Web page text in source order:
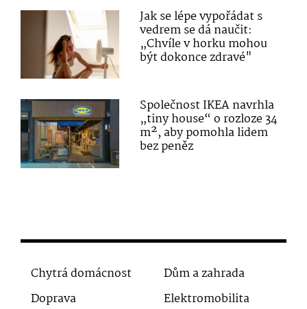
Jak se lépe vypořádat s
vedrem se dá naučit:
„Chvíle v horku mohou
být dokonce zdravé"
Společnost IKEA navrhla
„tiny house“ o rozloze 34
m², aby pomohla lidem
bez peněz
Chytrá domácnost
Dům a zahrada
Doprava
Elektromobilita